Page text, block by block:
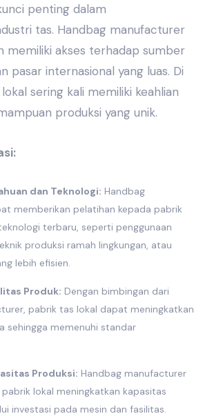
penting dalam
tas. Handbag manufacturer
memiliki akses terhadap sumber
pasar internasional yang luas. Di
sering kali memiliki keahlian
produksi yang unik.
dan Teknologi: Handbag
memberikan pelatihan kepada pabrik
terbaru, seperti penggunaan
produksi ramah lingkungan, atau
lebih efisien.
Produk: Dengan bimbingan dari
, pabrik tas lokal dapat meningkatkan
sehingga memenuhi standar
Produksi: Handbag manufacturer
lokal meningkatkan kapasitas
investasi pada mesin dan fasilitas.